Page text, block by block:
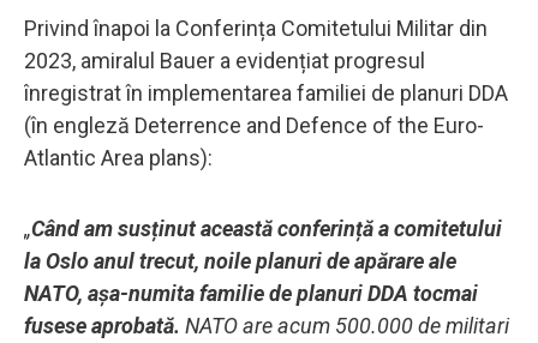
Privind înapoi la Conferința Comitetului Militar din
2023, amiralul Bauer a evidențiat progresul
înregistrat în implementarea familiei de planuri DDA
(în engleză Deterrence and Defence of the Euro-
Atlantic Area plans):
„Când am susținut această conferință a comitetului
la Oslo anul trecut, noile planuri de apărare ale
NATO, așa-numita familie de planuri DDA tocmai
fusese aprobată. NATO are acum 500.000 de militari